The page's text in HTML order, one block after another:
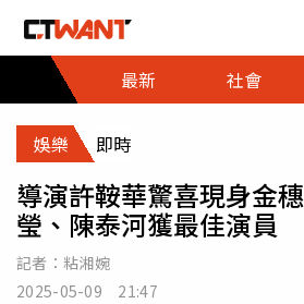
最新
社會
娛樂 即時
導演許鞍華驚喜現身金
瑩、陳泰河獲最佳演員
記者： 粘湘婉
2025-05-09 21:47